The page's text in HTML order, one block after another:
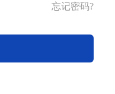
忘记密码?